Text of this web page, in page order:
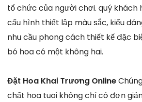
tổ chức của người chơi. quý khách
cấu hình thiết lập màu sắc, kiểu
nhu cầu phong cách thiết kế đặc
bó hoa có một không hai.
Đặt Hoa Khai Trương Online
chất hoa tuoi không chỉ có đơn